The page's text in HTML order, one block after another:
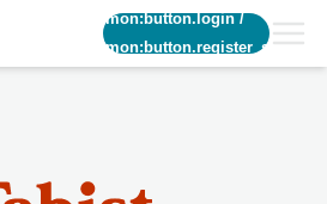
common:button.login/
common:button.register_short